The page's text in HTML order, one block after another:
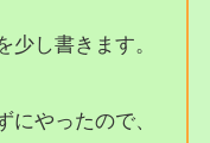
少し書きます。
にやったので、